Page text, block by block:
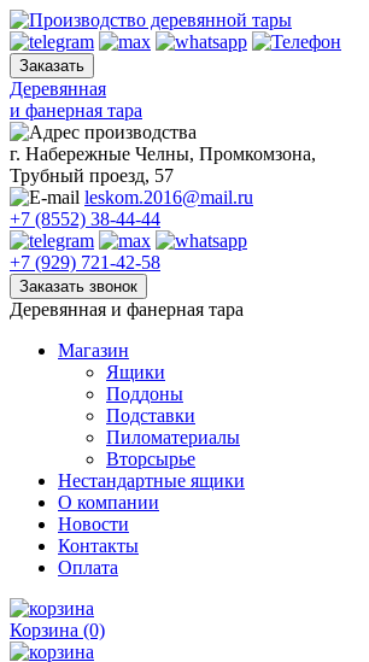
Skip
to
content
Деревянная
и фанерная тара
г. Набережные Челны, Промкомзона,
Трубный проезд, 57
leskom.2016@mail.ru
+7 (8552) 38-44-44
+7 (929) 721-42-58
Деревянная и фанерная тара
Магазин
Ящики
Поддоны
Подставки
Пиломатериалы
Вторсырье
Нестандартные ящики
О компании
Новости
Контакты
Оплата
Корзина (0)